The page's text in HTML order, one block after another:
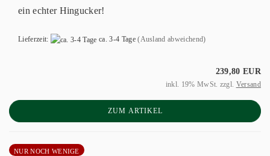
ein echter Hingucker!
Lieferzeit: ca. 3-4 Tage (Ausland abweichend)
239,80 EUR
inkl. 19% MwSt. zzgl. Versand
ZUM ARTIKEL
NUR NOCH WENIGE